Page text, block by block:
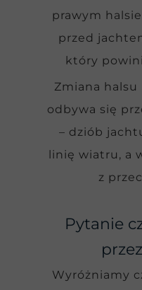
prawym
przed
który
Zmiana
odbywa się
– dziób
linię wiatru, a
z
Pytanie
Wyróżniamy